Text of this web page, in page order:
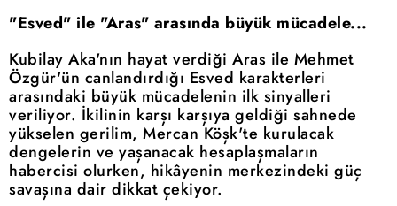
"Esved" ile "Aras" arasında büyük mücadele...
Kubilay Aka'nın hayat verdiği Aras ile Mehmet
Özgür'ün canlandırdığı Esved karakterleri
arasındaki büyük mücadelenin ilk sinyalleri
veriliyor. İkilinin karşı karşıya geldiği sahnede
yükselen gerilim, Mercan Köşk'te kurulacak
dengelerin ve yaşanacak hesaplaşmaların
habercisi olurken, hikâyenin merkezindeki güç
savaşına dair dikkat çekiyor.